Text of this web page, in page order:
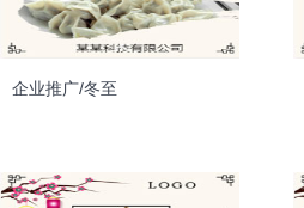
企业推广/冬至